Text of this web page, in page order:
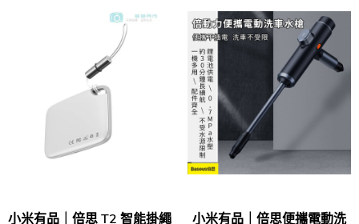
小米有品｜倍思 T2 智能掛繩 小米有品｜倍思便攜電動洗